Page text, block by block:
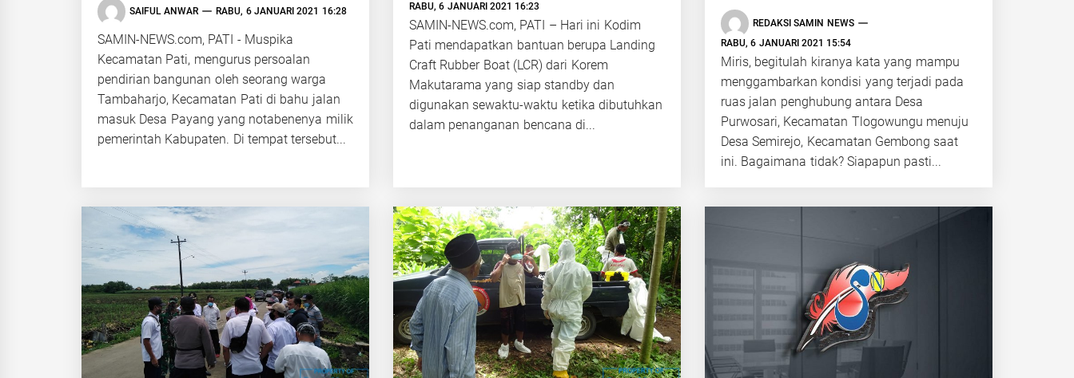
SAIFUL ANWAR RABU, 6 JANUARI 2021 16:28
SAMIN-NEWS.com, PATI - Muspika
Kecamatan Pati, mengurus persoalan
pendirian bangunan oleh seorang warga
Tambaharjo, Kecamatan Pati di bahu jalan
masuk Desa Payang yang notabenenya milik
pemerintah Kabupaten. Di tempat tersebut...
RABU, 6 JANUARI 2021 16:23
SAMIN-NEWS.com, PATI – Hari ini Kodim
Pati mendapatkan bantuan berupa Landing
Craft Rubber Boat (LCR) dari Korem
Makutarama yang siap standby dan
digunakan sewaktu-waktu ketika dibutuhkan
dalam penanganan bencana di...
REDAKSI SAMIN NEWS
RABU, 6 JANUARI 2021 15:54
Miris, begitulah kiranya kata yang mampu
menggambarkan kondisi yang terjadi pada
ruas jalan penghubung antara Desa
Purwosari, Kecamatan Tlogowungu menuju
Desa Semirejo, Kecamatan Gembong saat
ini. Bagaimana tidak? Siapapun pasti...